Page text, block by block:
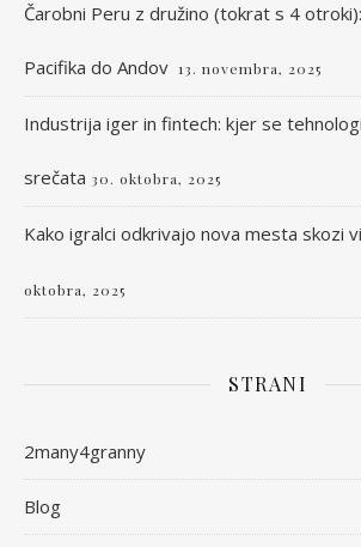
Čarobni Peru z družino (tokrat s 4
Pacifika do Andov 13. novembra, 2025
Industrija iger in fintech: kjer se
srečata 30. oktobra, 2025
Kako igralci odkrivajo nova mesta skozi
oktobra, 2025
STRANI
2many4granny
Blog